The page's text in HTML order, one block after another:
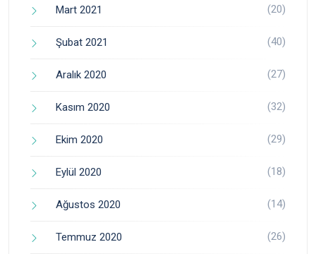
Mart 2021 (20)
Şubat 2021 (40)
Aralık 2020 (27)
Kasım 2020 (32)
Ekim 2020 (29)
Eylül 2020 (18)
Ağustos 2020 (14)
Temmuz 2020 (26)